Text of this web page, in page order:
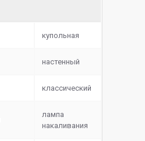
купольная
настенный
классический
лампа
накаливания